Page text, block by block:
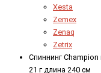
Xesta
Zemex
Zenaq
Zetrix
Спиннинг Champion
21 г длина 240 см